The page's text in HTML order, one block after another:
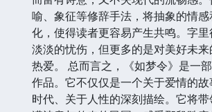
喻、象征等修辞手法，将抽象的情
化，使得读者更容易产生共鸣。字
淡淡的忧伤，但更多的是对美好未
热爱。 总而言之，《如梦令》是一
作品。它不仅仅是一个关于爱情的
时代、关于人性的深刻描绘。它将